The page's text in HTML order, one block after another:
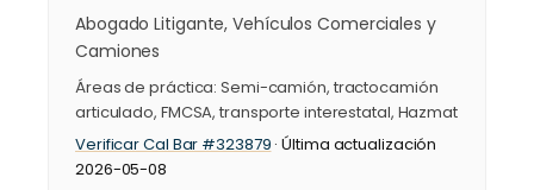
Abogado Litigante, Vehículos Comerciales y
Camiones
Áreas de práctica: Semi-camión, tractocamión
articulado, FMCSA, transporte interestatal, Hazmat
Verificar Cal Bar #323879 · Última actualización
2026-05-08